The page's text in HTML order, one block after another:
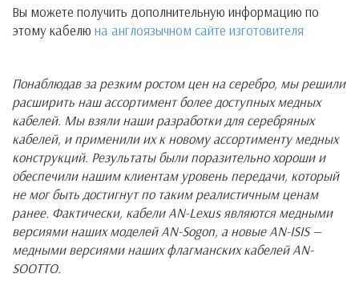
Вы можете получить дополнительную информацию по
этому кабелю на англоязычном сайте изготовителя
Понаблюдав за резким ростом цен на серебро, мы решили
расширить наш ассортимент более доступных медных
кабелей. Мы взяли наши разработки для серебряных
кабелей, и применили их к новому ассортименту медных
конструкций. Результаты были поразительно хороши и
обеспечили нашим клиентам уровень передачи, который
не мог быть достигнут по таким реалистичным ценам
ранее. Фактически, кабели AN-Lexus являются медными
версиями наших моделей AN-Sogon, а новые AN-ISIS —
медными версиями наших флагманских кабелей AN-
SOOTTO.